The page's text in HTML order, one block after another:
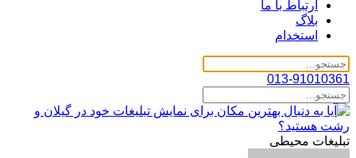
ارتباط با ما
بلاگ
استخدام
013-91010361
تبلیغات محیطی